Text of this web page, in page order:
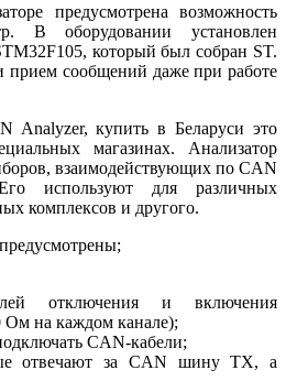
предусмотрена возможность
В оборудовании установлен
который был собран ST.
прием сообщений даже при работе
Analyzer, купить в Беларуси это
магазинах. Анализатор
взаимодействующих по CAN
используют для различных
комплексов и другого.
отключения и включения
Ом на каждом канале);
CAN-кабели;
отвечают за CAN шину TX, а